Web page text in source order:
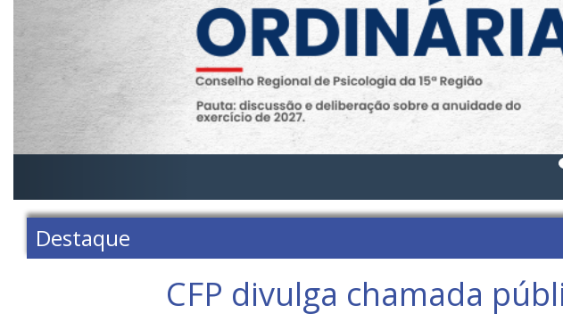
Destaque
CFP divulga chamada